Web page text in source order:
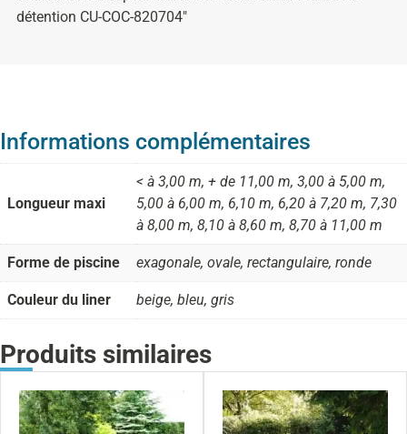
détention CU-COC-820704″
Informations complémentaires
Longueur maxi
< à 3,00 m, + de 11,00 m, 3,00 à 5,00 m,
5,00 à 6,00 m, 6,10 m, 6,20 à 7,20 m, 7,30
à 8,00 m, 8,10 à 8,60 m, 8,70 à 11,00 m
Forme de piscine exagonale, ovale, rectangulaire, ronde
Couleur du liner beige, bleu, gris
Produits similaires